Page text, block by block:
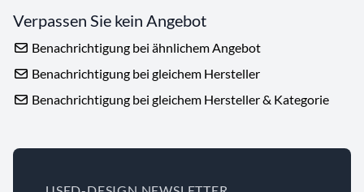
Verpassen Sie kein Angebot
Benachrichtigung bei ähnlichem Angebot
Benachrichtigung bei gleichem Hersteller
Benachrichtigung bei gleichem Hersteller & Kategorie